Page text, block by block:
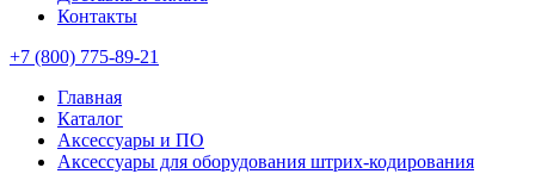
Контакты
+7 (800) 775-89-21
Главная
Каталог
Аксессуары и ПО
Аксессуары для оборудования штрих-кодирования